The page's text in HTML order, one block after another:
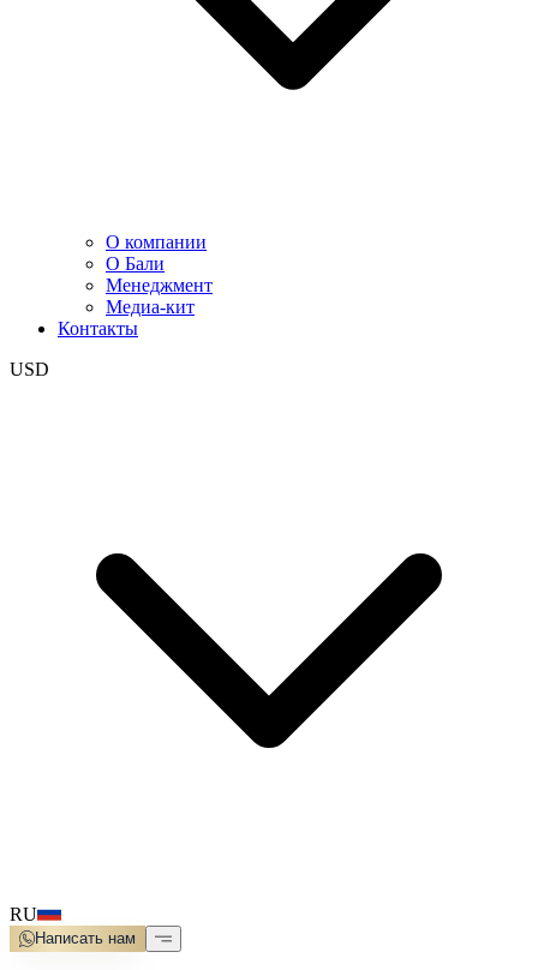
О компании
О Бали
Менеджмент
Медиа-кит
Контакты
USD
RU
Написать нам